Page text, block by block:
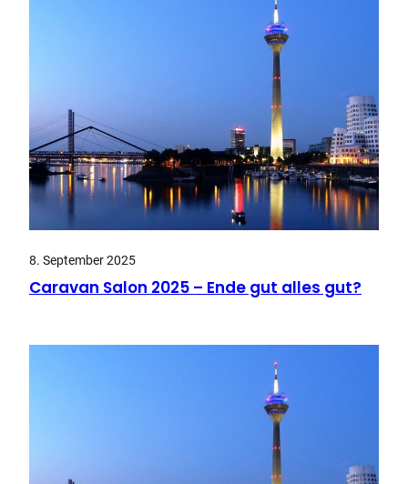
8. September 2025
Caravan Salon 2025 – Ende gut alles gut?